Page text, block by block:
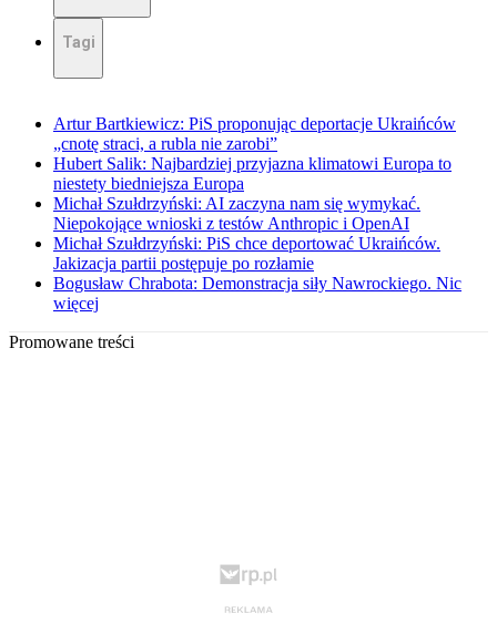
Tagi
Artur Bartkiewicz: PiS proponując deportacje Ukraińców
„cnotę straci, a rubla nie zarobi”
Hubert Salik: Najbardziej przyjazna klimatowi Europa to
niestety biedniejsza Europa
Michał Szułdrzyński: AI zaczyna nam się wymykać.
Niepokojące wnioski z testów Anthropic i OpenAI
Michał Szułdrzyński: PiS chce deportować Ukraińców.
Jakizacja partii postępuje po rozłamie
Bogusław Chrabota: Demonstracja siły Nawrockiego. Nic
więcej
Promowane treści